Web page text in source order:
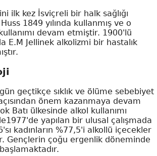
ilk kez İsviçreli bir halk sağlığı
1849 yılında kullanmış ve o
devam etmiştir. 1900'lü
E.M Jellinek alkolizmi bir hastalık
gün geçtikçe sıklık ve ölüme sebebiyet
önem kazanmaya devam
Batı ülkesinde alkol kullanımı
yapılan bir ulusal çalışmada
kadınların %77,5'i alkollü içecekler
Gençlerin çoğu ergenlik döneminde